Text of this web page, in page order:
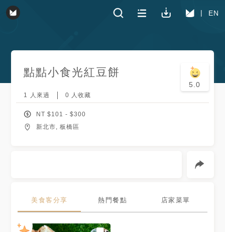
EN
點點小食光紅豆餅
5.0
1 人來過 0 人收藏
NT $101 - $300
新北市, 板橋區
美食客分享 熱門餐點 店家菜單